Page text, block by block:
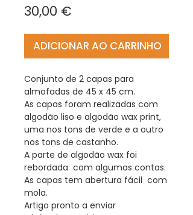
30,00 €
ADICIONAR AO CARRINHO
Conjunto de 2 capas para
almofadas de 45 x 45 cm.
As capas foram realizadas com
algodão liso e algodão wax print,
uma nos tons de verde e a outro
nos tons de castanho.
A parte de algodão wax foi
rebordada com algumas contas.
As capas tem abertura fácil com
mola.
Artigo pronto a enviar